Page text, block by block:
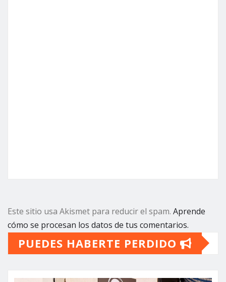
Este sitio usa Akismet para reducir el spam. Aprende
cómo se procesan los datos de tus comentarios.
PUEDES HABERTE PERDIDO